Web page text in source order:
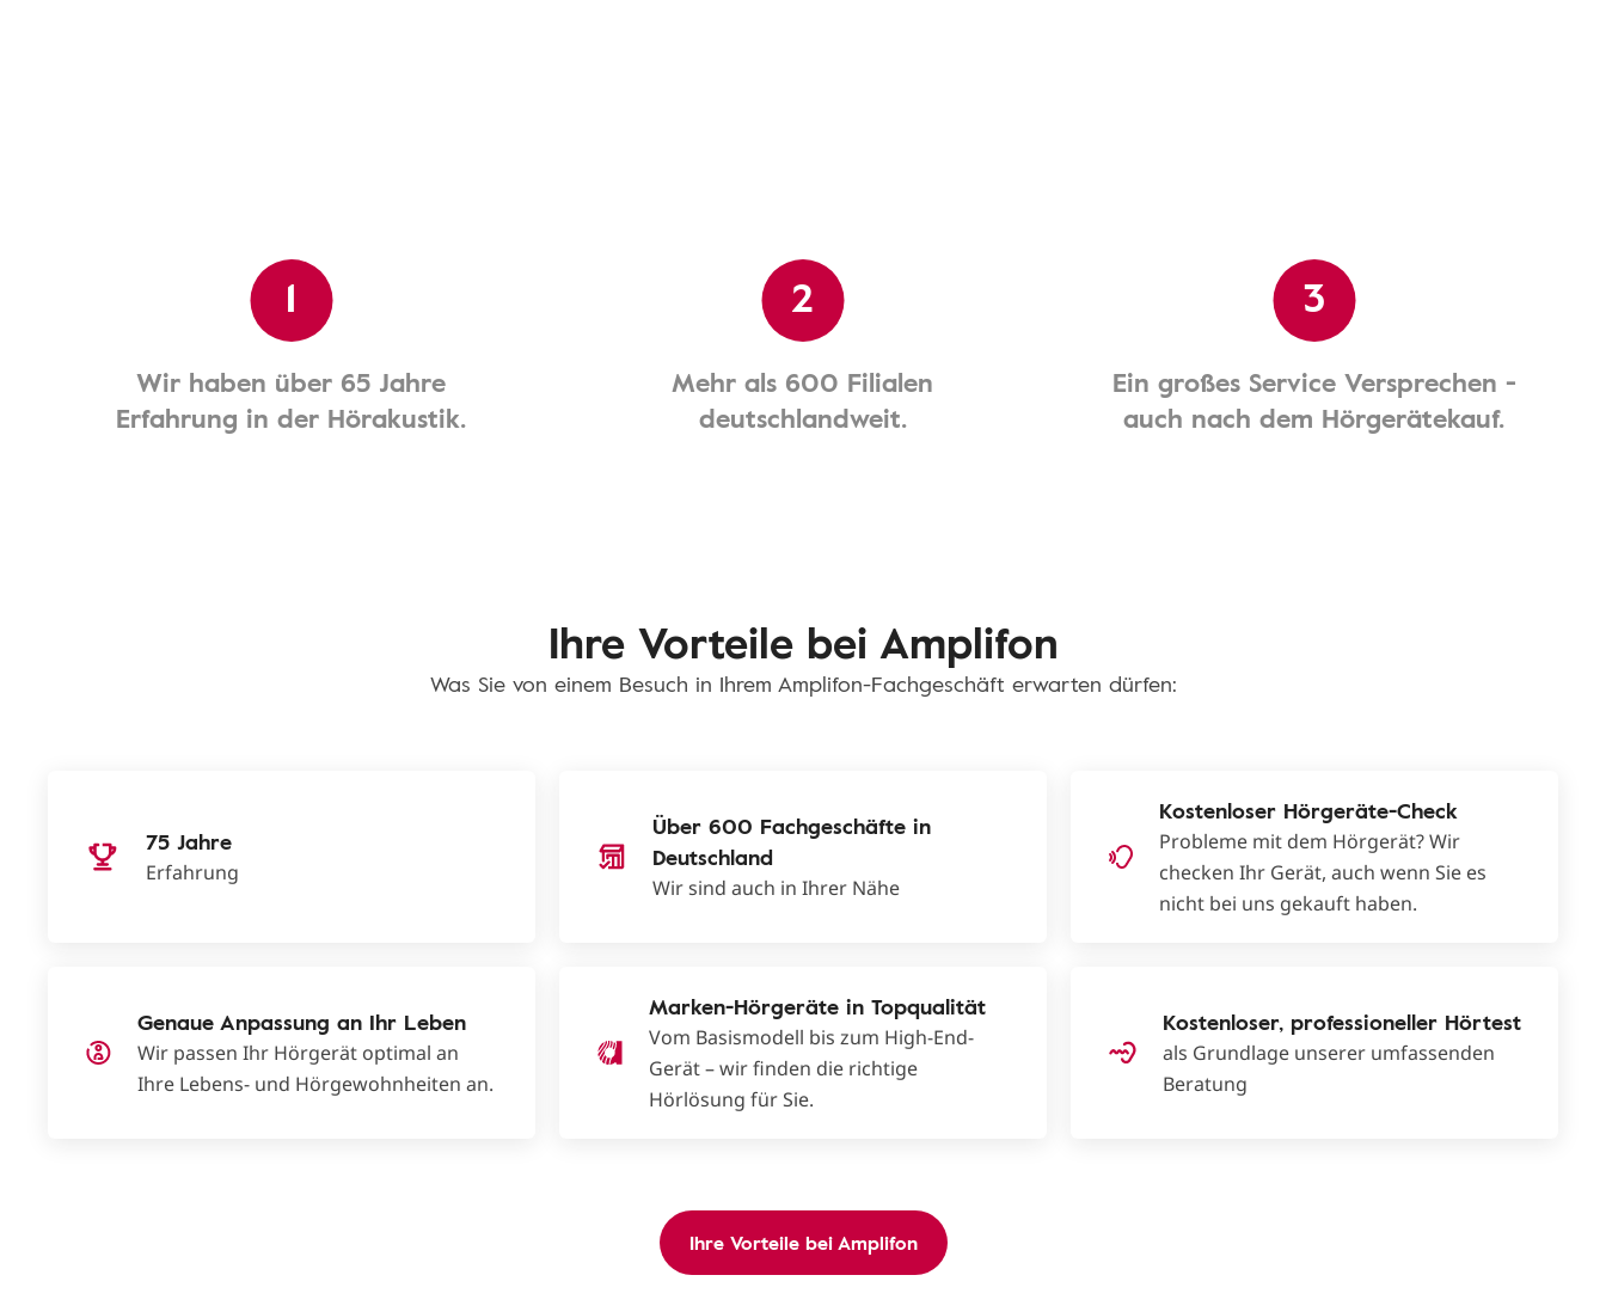
1
Wir haben über 65 Jahre
Erfahrung in der Hörakustik.
2
Mehr als 600 Filialen
deutschlandweit.
3
Ein großes Service Versprechen -
auch nach dem Hörgerätekauf.
Ihre Vorteile bei Amplifon
Was Sie von einem Besuch in Ihrem Amplifon-Fachgeschäft erwarten dürfen:
75 Jahre
Erfahrung
Über 600 Fachgeschäfte in
Deutschland
Wir sind auch in Ihrer Nähe
Kostenloser Hörgeräte-Check
Probleme mit dem Hörgerät? Wir
checken Ihr Gerät, auch wenn Sie es
nicht bei uns gekauft haben.
Genaue Anpassung an Ihr Leben
Wir passen Ihr Hörgerät optimal an
Ihre Lebens- und Hörgewohnheiten an.
Marken-Hörgeräte in Topqualität
Vom Basismodell bis zum High-End-
Gerät – wir finden die richtige
Hörlösung für Sie.
Kostenloser, professioneller Hörtest
als Grundlage unserer umfassenden
Beratung
Ihre Vorteile bei Amplifon